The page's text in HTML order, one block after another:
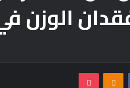
الوزن
Odnoklassniki
بوكيت